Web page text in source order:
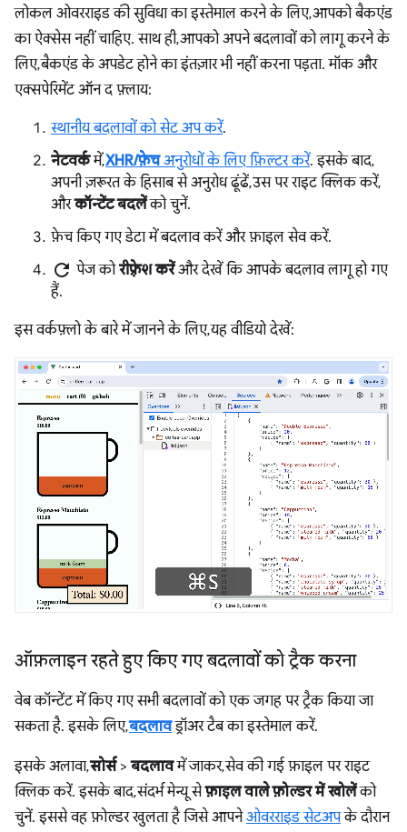
लोकल ओवरराइड की सुविधा का इस्तेमाल करने के लिए, आपको बैकएंड
का ऐक्सेस नहीं चाहिए. साथ ही, आपको अपने बदलावों को लागू करने के
लिए, बैकएंड के अपडेट होने का इंतज़ार भी नहीं करना पड़ता. मॉक और
एक्सपेरिमेंट ऑन द फ़्लाय:
स्थानीय बदलावों को सेट अप करें.
नेटवर्कमें,XHR/फ़ेचअनुरोधों के लिए फ़िल्टर करें. इसके बाद,
अपनी ज़रूरत के हिसाब से अनुरोध ढूंढें, उस पर राइट क्लिक करें,
औरकॉन्टेंट बदलेंको चुनें.
फ़ेच किए गए डेटा में बदलाव करें और फ़ाइल सेव करें.
refresh पेज कोरीफ़्रेश करेंऔर देखें कि आपके बदलाव लागू हो गए
हैं.
इस वर्कफ़्लो के बारे में जानने के लिए, यह वीडियो देखें:
ऑफ़लाइन रहते हुए किए गए बदलावों को ट्रैक करना
वेब कॉन्टेंट में किए गए सभी बदलावों को एक जगह पर ट्रैक किया जा
सकता है. इसके लिए,बदलावड्रॉअर टैब का इस्तेमाल करें.
इसके अलावा,सोर्स>बदलावमें जाकर, सेव की गई फ़ाइल पर राइट
क्लिक करें. इसके बाद, संदर्भ मेन्यू सेफ़ाइल वाले फ़ोल्डर में खोलेंको
चुनें. इससे वह फ़ोल्डर खुलता है जिसे आपनेओवरराइड सेटअपके दौरान